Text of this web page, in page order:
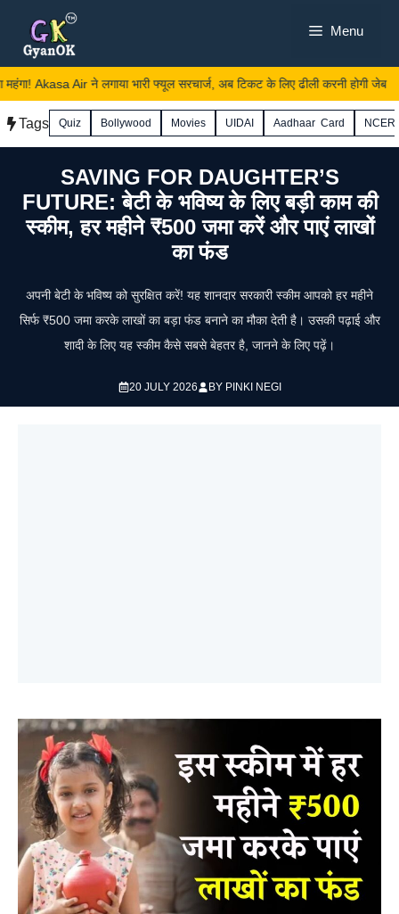
content
Menu
Akasa Air ने लगाया भारी फ्यूल सरचार्ज, अब टिकट के लिए ढीली करनी होगी जेब
Tags Quiz Bollywood Movies UIDAI Aadhaar Card
SAVING FOR DAUGHTER’S
FUTURE: बेटी के भविष्य के लिए बड़ी काम की
स्कीम, हर महीने ₹500 जमा करें और पाएं लाखों
का फंड
अपनी बेटी के भविष्य को सुरक्षित करें! यह शानदार सरकारी स्कीम आपको हर महीने
सिर्फ ₹500 जमा करके लाखों का बड़ा फंड बनाने का मौका देती है। उसकी पढ़ाई और
शादी के लिए यह स्कीम कैसे सबसे बेहतर है, जानने के लिए पढ़ें।
20 JULY 2026 BY PINKI NEGI